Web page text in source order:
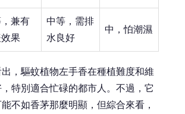
兼有
果
中等，需排
水良好
中，怕潮濕
，驅蚊植物左手香在種植難度和維
特別適合忙碌的都市人。不過，它
不如香茅那麼明顯，但綜合來看，